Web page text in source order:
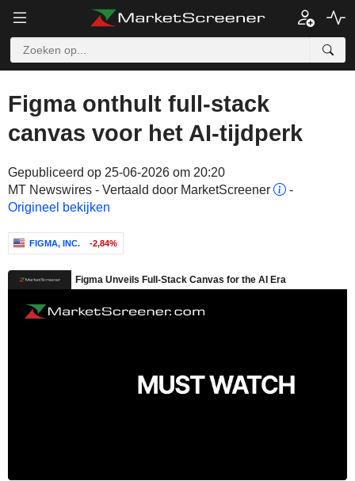
Figma onthult full-stack
canvas voor het AI-tijdperk
Gepubliceerd op 25-06-2026 om 20:20
MT Newswires - Vertaald door MarketScreener
-
Origineel bekijken
FIGMA, INC. -2,84%